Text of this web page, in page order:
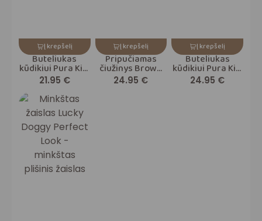
Į krepšelį
Buteliukas
kūdikiui Pura Kiki
Rose 150ml
21.95 €
Į krepšelį
Pripučiamas
čiužinys Brown
Leopard
24.95 €
Į krepšelį
Buteliukas
kūdikiui Pura Kiki
Aqua 325ml
24.95 €